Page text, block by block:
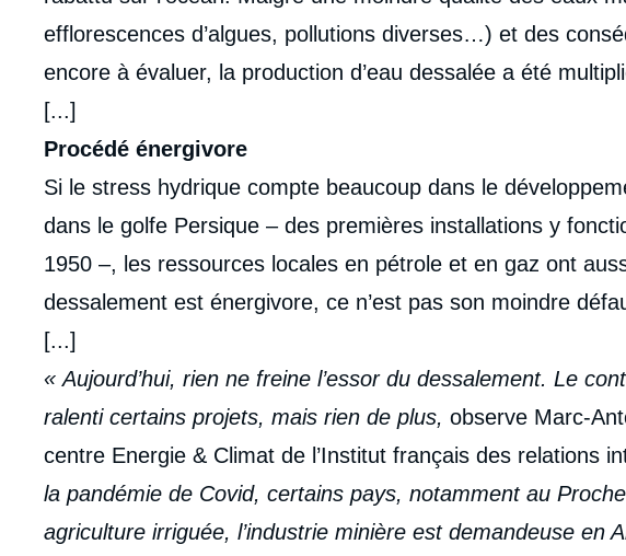
efflorescences d’algues, pollutions diverses…) et des
encore à évaluer, la production d’eau dessalée a été
[...]
Procédé énergivore
Si le stress hydrique compte beaucoup dans le
dans le golfe Persique – des premières installations y
1950 –, les ressources locales en pétrole et en gaz ont
dessalement est énergivore, ce n’est pas son moindre
[...]
« Aujourd’hui, rien ne freine l’essor du dessalement. Le
ralenti certains projets, mais rien de plus, observe Marc-
centre Energie & Climat de l’Institut français des relations
la pandémie de Covid, certains pays, notamment au
agriculture irriguée, l’industrie minière est demandeuse en